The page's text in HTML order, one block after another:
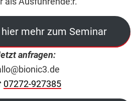
mehr zum Seminar
anfragen:
07272-927385